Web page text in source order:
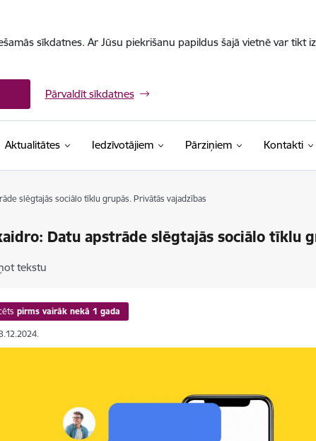
sīkdatnes. Ar Jūsu piekrišanu papildus šajā vietnē var tikt
Pārvaldīt sīkdatnes
Aktualitātes Iedzīvotājiem Pārziņiem Kontakti
slēgtajās sociālo tīklu grupās. Privātās vajadzības
Datu apstrāde slēgtajās sociālo tīklu
tekstu
pirms vairāk nekā 1 gada